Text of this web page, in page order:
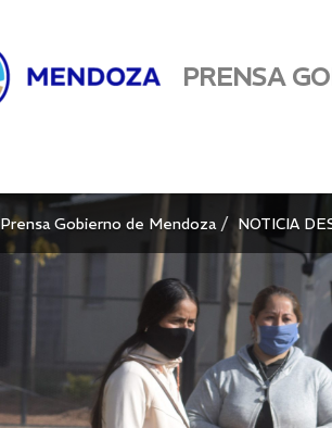
PRENSA
Prensa Gobierno de Mendoza NOTICIA